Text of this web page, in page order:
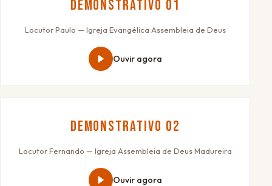
Demonstrativo 01
Locutor Paulo — Igreja Evangélica Assembleia de Deus
Ouvir agora
Demonstrativo 02
Locutor Fernando — Igreja Assembleia de Deus Madureira
Ouvir agora